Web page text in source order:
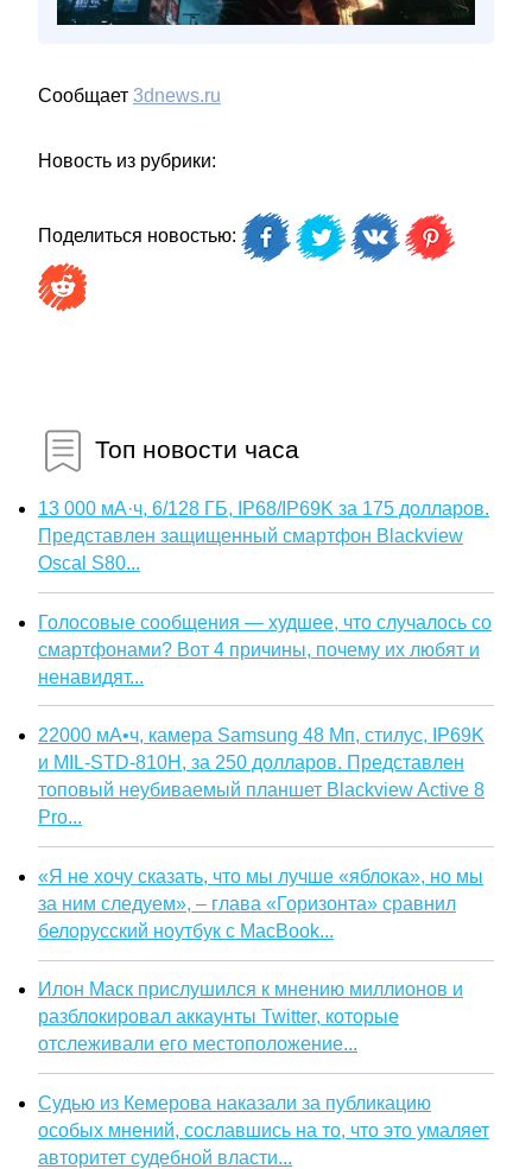
Сообщает 3dnews.ru
Новость из рубрики:
Поделиться новостью:
Топ новости часа
13 000 мА·ч, 6/128 ГБ, IP68/IP69K за 175 долларов.
Представлен защищенный смартфон Blackview
Oscal S80...
Голосовые сообщения — худшее, что случалось со
смартфонами? Вот 4 причины, почему их любят и
ненавидят...
22000 мА•ч, камера Samsung 48 Мп, стилус, IP69K
и MIL-STD-810H, за 250 долларов. Представлен
топовый неубиваемый планшет Blackview Active 8
Pro...
«Я не хочу сказать, что мы лучше «яблока», но мы
за ним следуем», – глава «Горизонта» сравнил
белорусский ноутбук с MacBook...
Илон Маск прислушился к мнению миллионов и
разблокировал аккаунты Twitter, которые
отслеживали его местоположение...
Судью из Кемерова наказали за публикацию
особых мнений, сославшись на то, что это умаляет
авторитет судебной власти...